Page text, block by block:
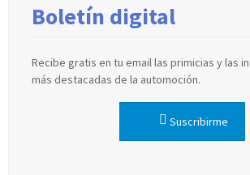
Boletín digital
Recibe gratis en tu email las primicias y las
más destacadas de la automoción.
Suscribirme